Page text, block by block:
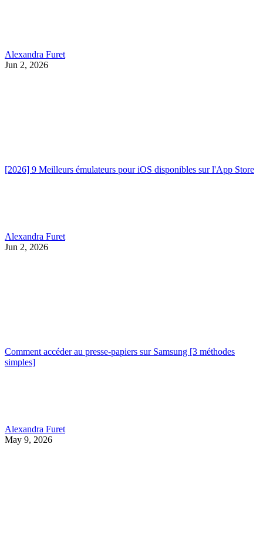
Alexandra Furet
Jun 2, 2026
[2026] 9 Meilleurs émulateurs pour iOS disponibles sur l'App Store
Alexandra Furet
Jun 2, 2026
Comment accéder au presse-papiers sur Samsung [3 méthodes
simples]
Alexandra Furet
May 9, 2026